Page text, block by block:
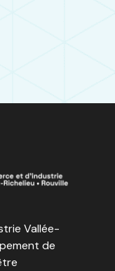
Vallée-
de